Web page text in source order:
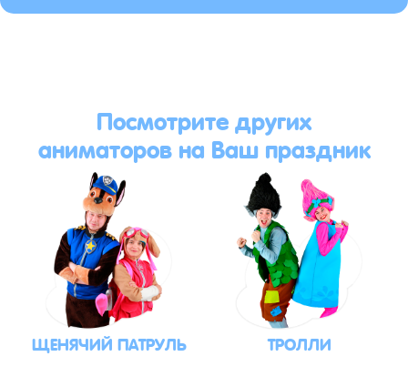
Посмотрите других
аниматоров на Ваш праздник
ЩЕНЯЧИЙ ПАТРУЛЬ ТРОЛЛИ